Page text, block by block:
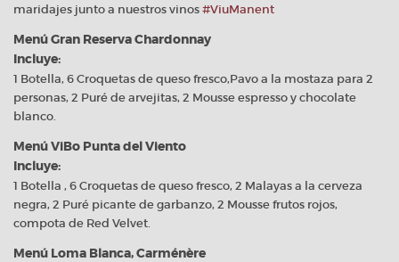
maridajes junto a nuestros vinos#ViuManent
Menú Gran Reserva Chardonnay
Incluye:
1 Botella, 6 Croquetas de queso fresco,Pavo a la mostaza para 2
personas, 2 Puré de arvejitas, 2 Mousse espresso y chocolate
blanco.
Menú ViBo Punta del Viento
Incluye:
1 Botella , 6 Croquetas de queso fresco, 2 Malayas a la cerveza
negra, 2 Puré picante de garbanzo, 2 Mousse frutos rojos,
compota de Red Velvet.
Menú Loma Blanca, Carménère